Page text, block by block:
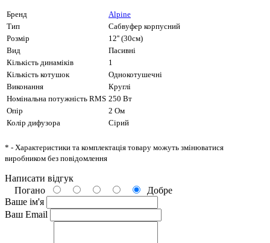
Бренд
Alpine
Тип
Сабвуфер корпусний
Розмір
12'' (30см)
Вид
Пасивні
Кількість динаміків
1
Кількість котушок
Однокотушечні
Виконання
Круглі
Номінальна потужність RMS 250 Вт
Опір
2 Ом
Колір дифузора
Cірий
* - Характеристики та комплектація товару можуть змінюватися
виробником без повідомлення
Написати відгук
Погано
Добре
Ваше ім'я
Ваш Email